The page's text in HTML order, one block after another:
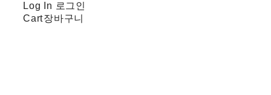
Log In 로그인
Cart장바구니